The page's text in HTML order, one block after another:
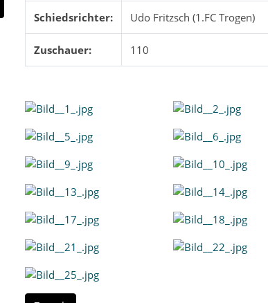
Schiedsrichter: Udo Fritzsch (1.FC Trogen)
Zuschauer: 110